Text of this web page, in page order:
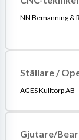
NN Bemanning &
Ställare /
AGES Kulltorp AB
Gjutare/